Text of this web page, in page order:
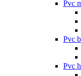
Pvc
Pvc
Pvc